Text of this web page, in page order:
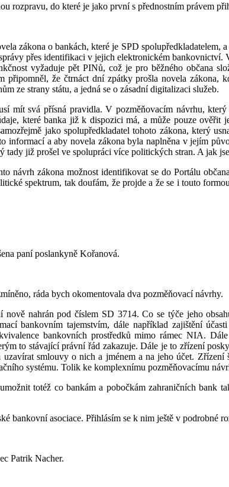
rozpravu, do které je jako první s přednostním právem
zákona o bankách, které je SPD spolupředkladatelem,
přes identifikaci v jejich elektronickém
vyžaduje pět PINů, což je pro běžného občana
že čtrnáct dní zpátky prošla novela zákona,
ze strany státu, a jedná se o zásadní digitalizaci služeb.
mít svá přísná pravidla. V pozměňovacím návrhu,
které banka již k dispozici má, a může pouze ověřit
jako spolupředkladatel tohoto zákona, který
informací a aby novela zákona byla naplněna v jejím
již prošel ve spolupráci více politických stran. A jak
zákona možnost identifikovat se do Portálu
spektrum, tak doufám, že projde a že se i touto
paní poslankyně Kořanová.
ráda bych okomentovala dva pozměňovací návrhy.
nahrán pod číslem SD 3714. Co se týče jeho
bankovním tajemstvím, dále například zajištění
bankovních prostředků mimo rámec NIA.
to stávající právní řád zakazuje. Dále je to zřízení
smlouvy o nich a jménem a na jeho účet.
systému. Tolik ke komplexnímu pozměňovacímu
totéž co bankám a pobočkám zahraničních bank
bankovní asociace. Přihlásím se k nim ještě v podrobné
Patrik Nacher.